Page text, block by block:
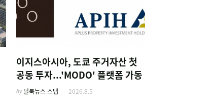
이지스아시아, 도쿄 주거자산 첫
공동 투자...'MODO' 플랫폼 가동
by 딜북뉴스 스탭 2026.8.5